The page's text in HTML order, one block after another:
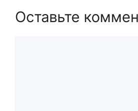
Оставьте